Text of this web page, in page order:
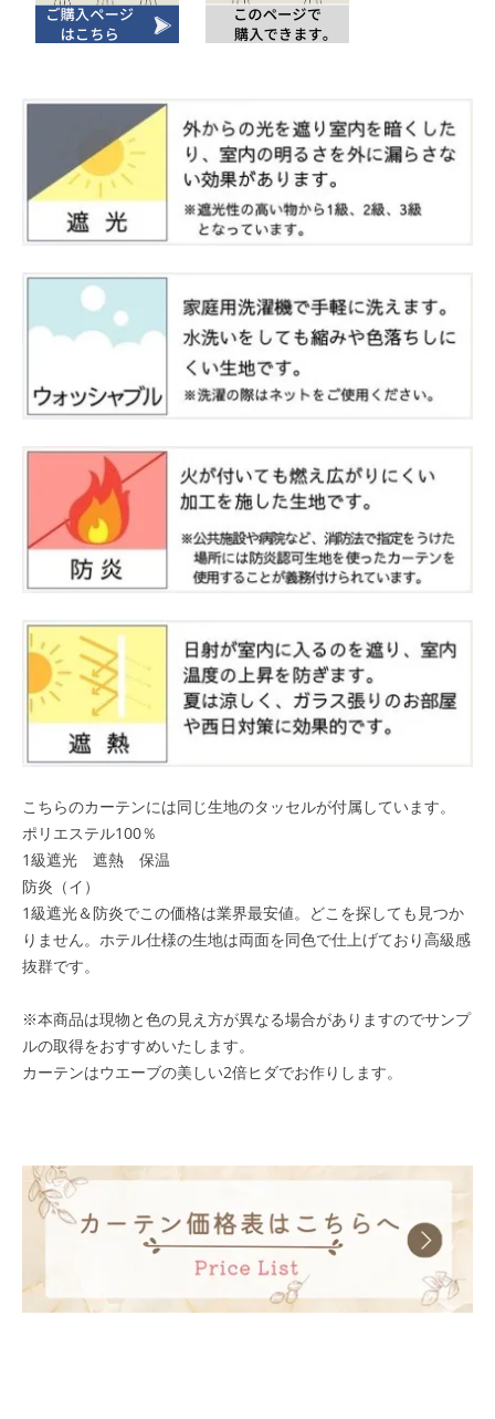
こちらのカーテンには同じ生地のタッセルが付属しています。
ポリエステル100％
1級遮光 遮熱 保温
防炎（イ）
1級遮光＆防炎でこの価格は業界最安値。どこを探しても見つか
りません。ホテル仕様の生地は両面を同色で仕上げており高級感
抜群です。
※本商品は現物と色の見え方が異なる場合がありますのでサンプ
ルの取得をおすすめいたします。
カーテンはウエーブの美しい2倍ヒダでお作りします。